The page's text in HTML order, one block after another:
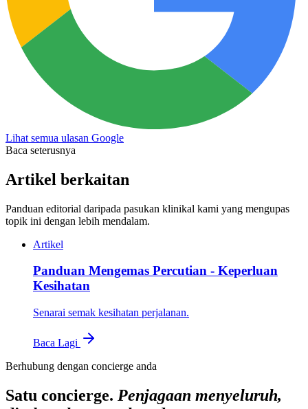
Lihat semua ulasan Google
Baca seterusnya
Artikel berkaitan
Panduan editorial daripada pasukan klinikal kami yang mengupas
topik ini dengan lebih mendalam.
Artikel
Panduan Mengemas Percutian - Keperluan
Kesihatan
Senarai semak kesihatan perjalanan.
Baca Lagi
Berhubung dengan concierge anda
Satu concierge. Penjagaan menyeluruh,